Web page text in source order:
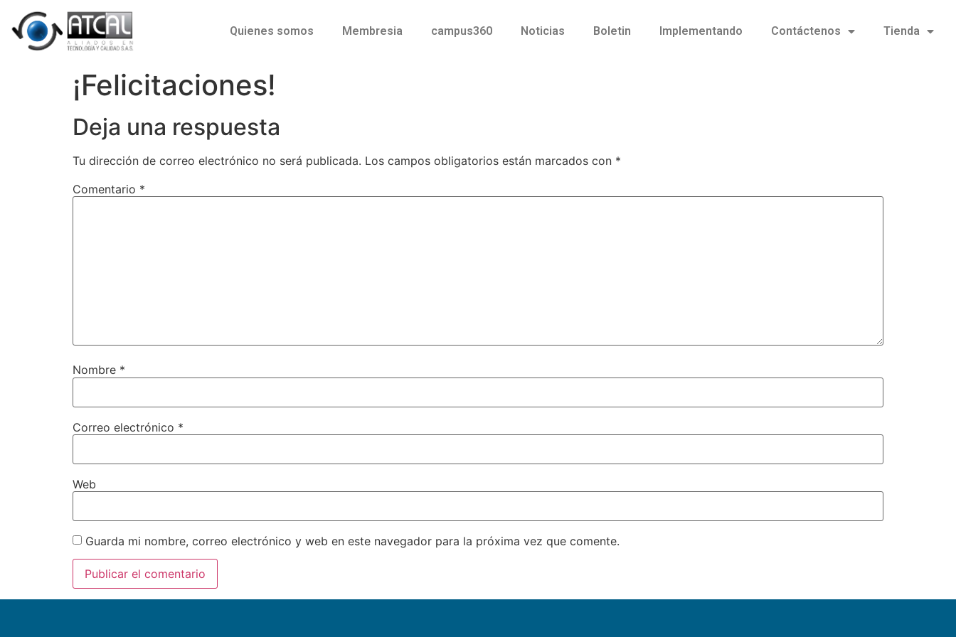
Quienes somos Membresia campus360 Noticias Boletin Implementando Contáctenos Tienda
¡Felicitaciones!
Deja una respuesta
Tu dirección de correo electrónico no será publicada. Los campos obligatorios están marcados con *
Comentario *
Nombre *
Correo electrónico *
Web
Guarda mi nombre, correo electrónico y web en este navegador para la próxima vez que comente.